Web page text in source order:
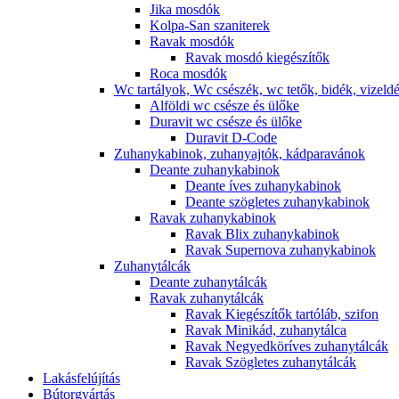
Jika mosdók
Kolpa-San szaniterek
Ravak mosdók
Ravak mosdó kiegészítők
Roca mosdók
Wc tartályok, Wc csészék, wc tetők, bidék,
Alföldi wc csésze és ülőke
Duravit wc csésze és ülőke
Duravit D-Code
Zuhanykabinok, zuhanyajtók, kádparavánok
Deante zuhanykabinok
Deante íves zuhanykabinok
Deante szögletes zuhanykabinok
Ravak zuhanykabinok
Ravak Blix zuhanykabinok
Ravak Supernova zuhanykabinok
Zuhanytálcák
Deante zuhanytálcák
Ravak zuhanytálcák
Ravak Kiegészítők tartóláb, szifon
Ravak Minikád, zuhanytálca
Ravak Negyedköríves zuhanytálcák
Ravak Szögletes zuhanytálcák
Lakásfelújítás
Bútorgyártás